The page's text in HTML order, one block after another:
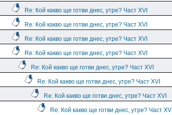
Re: Кой какво ще готви днес, утре? Част XVI
Re: Кой какво ще готви днес, утре? Част XVI
Re: Кой какво ще готви днес, утре? Част XVI
Re: Кой какво ще готви днес, утре? Част XVI
Re: Кой какво ще готви днес, утре? Част XVI
Re: Кой какво ще готви днес, утре? Част XVI
Re: Кой какво ще готви днес, утре? Част XVI
Re: Кой какво ще готви днес, утре? Част XVI